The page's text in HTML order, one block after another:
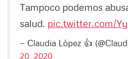
Tampoco podemos
salud. pic.twitter.com/
— Claudia López 👍
20, 2020